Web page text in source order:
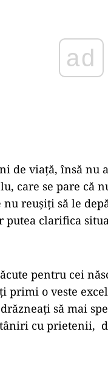
ad
de viață, însă nu
care se pare că
reușiți să le
putea clarifica
pentru cei
primi o veste
să mai
cu prietenii,